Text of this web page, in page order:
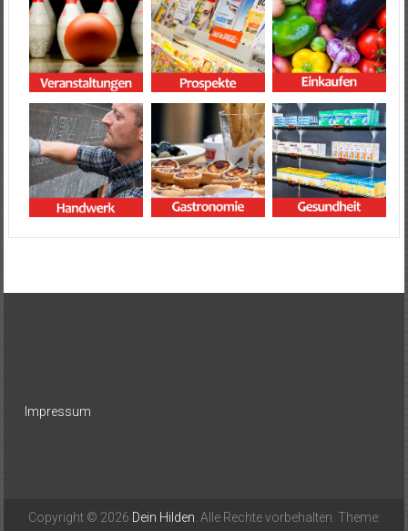
Impressum
Copyright © 2026 Dein Hilden. Alle Rechte vorbehalten. Theme: